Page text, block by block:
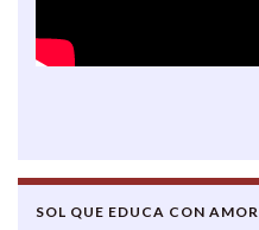
SOL QUE EDUCA CON AMOR